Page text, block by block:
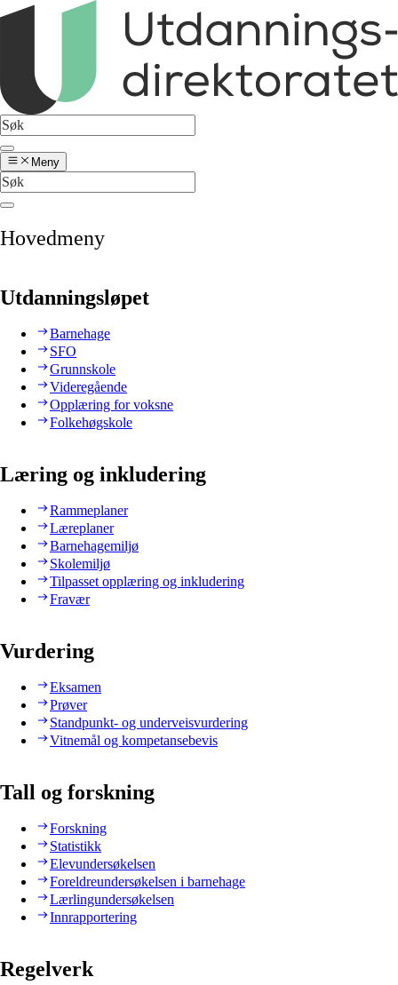
Meny
Hovedmeny
Utdanningsløpet
Barnehage
SFO
Grunnskole
Videregående
Opplæring for voksne
Folkehøgskole
Læring og inkludering
Rammeplaner
Læreplaner
Barnehagemiljø
Skolemiljø
Tilpasset opplæring og inkludering
Fravær
Vurdering
Eksamen
Prøver
Standpunkt- og underveisvurdering
Vitnemål og kompetansebevis
Tall og forskning
Forskning
Statistikk
Elevundersøkelsen
Foreldreundersøkelsen i barnehage
Lærlingundersøkelsen
Innrapportering
Regelverk